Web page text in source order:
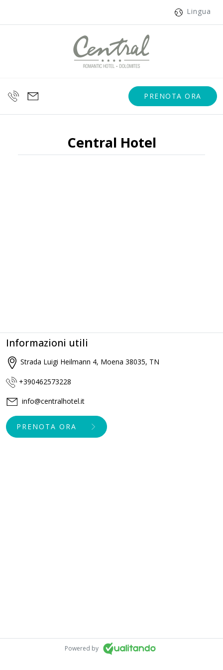
Lingua
PRENOTA ORA
Central Hotel
Informazioni utili
Strada Luigi Heilmann 4, Moena 38035, TN
+390462573228
info@centralhotel.it
PRENOTA ORA
Powered by